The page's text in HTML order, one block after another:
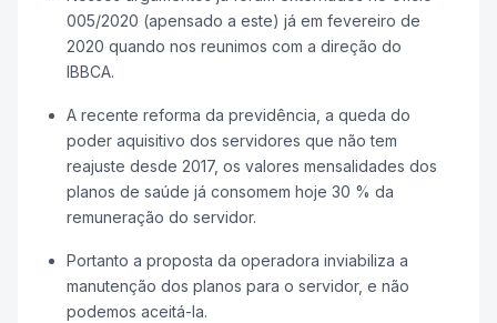
005/2020 (apensado a este) já em fevereiro de
2020 quando nos reunimos com a direção do
IBBCA.
A recente reforma da previdência, a queda do
poder aquisitivo dos servidores que não tem
reajuste desde 2017, os valores mensalidades dos
planos de saúde já consomem hoje 30 % da
remuneração do servidor.
Portanto a proposta da operadora inviabiliza a
manutenção dos planos para o servidor, e não
podemos aceitá-la.